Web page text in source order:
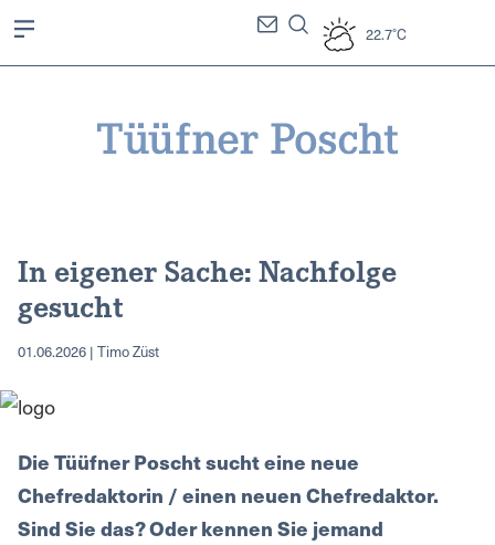
22.7°C
In eigener Sache: Nachfolge
gesucht
01.06.2026 | Timo Züst
Die Tüüfner Poscht sucht eine neue
Chefredaktorin / einen neuen Chefredaktor.
Sind Sie das? Oder kennen Sie jemand